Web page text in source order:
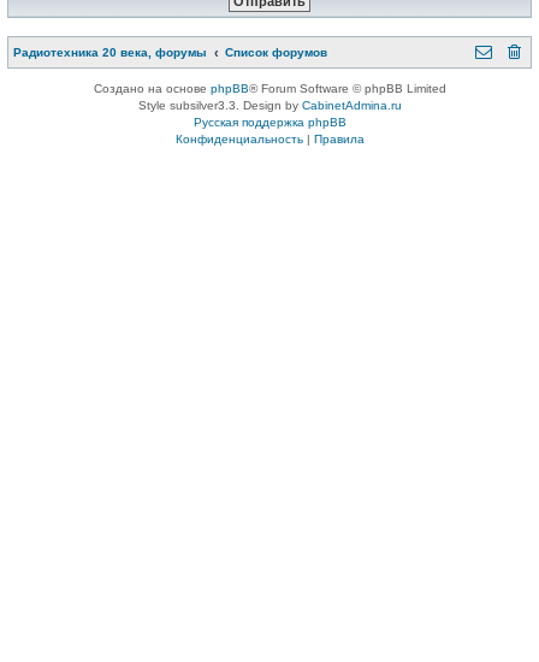
Радиотехника 20 века, форумы Список форумов
Создано на основе phpBB® Forum Software © phpBB Limited
Style subsilver3.3. Design by CabinetAdmina.ru
Русская поддержка phpBB
Конфиденциальность| Правила